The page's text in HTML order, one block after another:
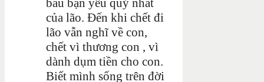
của lão. Đến khi chết đi
lão vẫn nghĩ về con,
chết vì thương con , vì
dành dụm tiền cho con.
Biết mình sống trên đời